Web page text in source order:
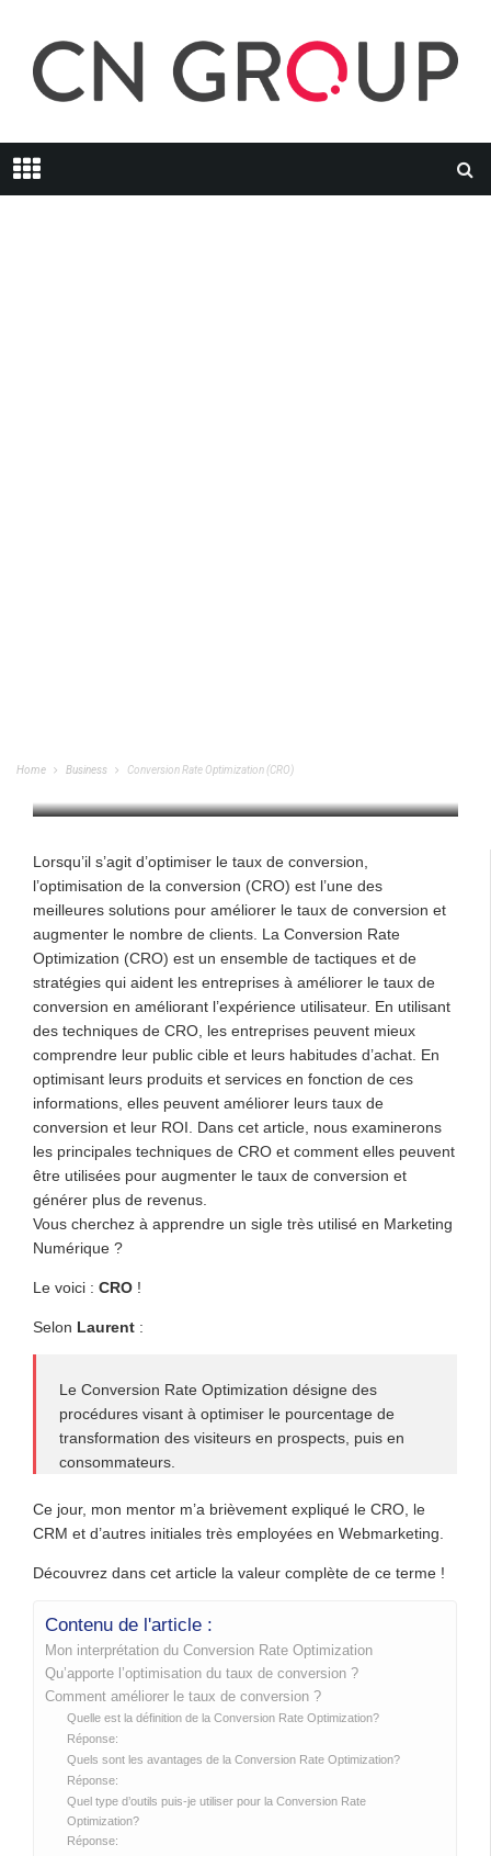
Home Business Conversion Rate Optimization (CRO)
Lorsqu’il s’agit d’optimiser le taux de conversion,
l’optimisation de la conversion (CRO) est l’une des
meilleures solutions pour améliorer le taux de conversion et
augmenter le nombre de clients. La Conversion Rate
Optimization (CRO) est un ensemble de tactiques et de
stratégies qui aident les entreprises à améliorer le taux de
conversion en améliorant l’expérience utilisateur. En utilisant
des techniques de CRO, les entreprises peuvent mieux
comprendre leur public cible et leurs habitudes d’achat. En
optimisant leurs produits et services en fonction de ces
informations, elles peuvent améliorer leurs taux de
conversion et leur ROI. Dans cet article, nous examinerons
les principales techniques de CRO et comment elles peuvent
être utilisées pour augmenter le taux de conversion et
générer plus de revenus.
Vous cherchez à apprendre un sigle très utilisé en Marketing
Numérique ?
Le voici : CRO !
Selon Laurent :
Le Conversion Rate Optimization désigne des
procédures visant à optimiser le pourcentage de
transformation des visiteurs en prospects, puis en
consommateurs.
Ce jour, mon mentor m’a brièvement expliqué le CRO, le
CRM et d’autres initiales très employées en Webmarketing.
Découvrez dans cet article la valeur complète de ce terme !
Contenu de l'article :
Mon interprétation du Conversion Rate Optimization
Qu’apporte l’optimisation du taux de conversion ?
Comment améliorer le taux de conversion ?
Quelle est la définition de la Conversion Rate Optimization?
Réponse:
Quels sont les avantages de la Conversion Rate Optimization?
Réponse:
Quel type d’outils puis-je utiliser pour la Conversion Rate
Optimization?
Réponse: